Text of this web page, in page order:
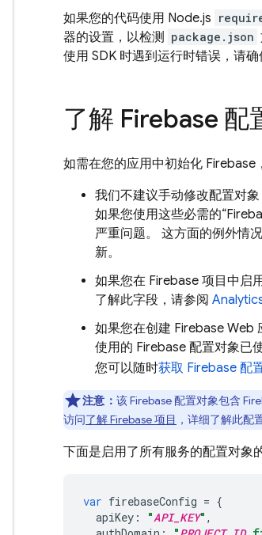
如果您的代码使用 Node.js
器的设置，以检测 package.json
使用 SDK 时遇到运行时错误，请
了解 Firebase 配
如需在您的应用中初始化
我们不建议手动修改配置对象
如果您使用这些必需的
严重问题。 这方面的例外情
新。
如果您在 Firebase 项目中启
了解此字段，请参阅
如果您在创建 Firebase Web
使用的 Firebase 配置对象已
您可以随时获取 Firebase 配
注意： 该 Firebase 配置对象包含
访问了解 Firebase 项目 ，详细了解此配
下面是启用了所有服务的配置对象
var firebaseConfig = {
apiKey : "API_KEY" ,